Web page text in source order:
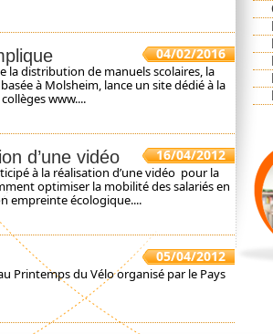
04/02/2016
la distribution de manuels scolaires, la
à Molsheim, lance un site dédié à la
www....
16/04/2012
d’une vidéo
à la réalisation d’une vidéo pour la
optimiser la mobilité des salariés en
empreinte écologique....
05/04/2012
Printemps du Vélo organisé par le Pays